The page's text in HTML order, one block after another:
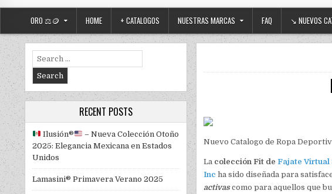
ORO ⚖️🪙 HOME + CATALOGOS NUESTRAS MARCAS FAQ ↘ NUEVOS
Nuevo Catalogo de Ropa
La colección Fit deFajate Virtual
Inc ha sido diseñada para
activascomo para aquellos que
Search for:
RECENT POSTS
Ilusión®️
– Nueva Colección Otoño
2025: Elegancia Mexicana en Estados
Unidos
Lamasini® Primavera Verano 2025